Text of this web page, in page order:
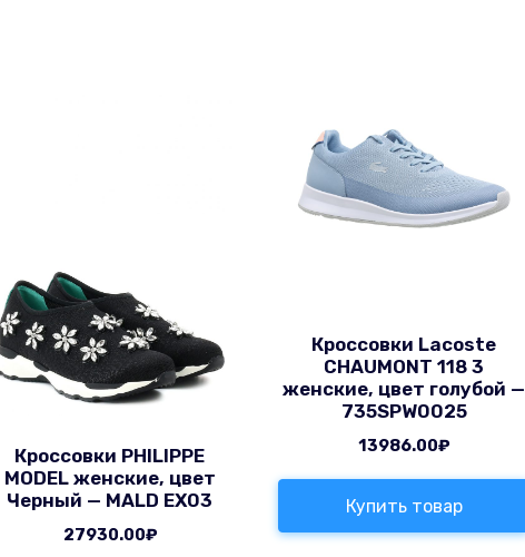
Кроссовки PHILIPPE
MODEL женские, цвет
Черный — MALD EX03
27930.00₽
Кроссовки Lacoste
CHAUMONT 118 3
женские, цвет голубой —
735SPW0025
13986.00₽
Купить товар